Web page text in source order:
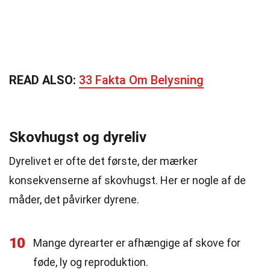
READ ALSO: 33 Fakta Om Belysning
Skovhugst og dyreliv
Dyrelivet er ofte det første, der mærker
konsekvenserne af skovhugst. Her er nogle af de
måder, det påvirker dyrene.
10
Mange dyrearter er afhængige af skove for
føde, ly og reproduktion.